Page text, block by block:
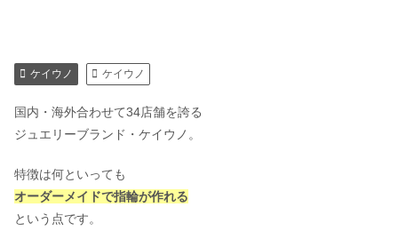
ケイウノ ケイウノ
国内・海外合わせて34店舗を誇る
ジュエリーブランド・ケイウノ。
特徴は何といっても
オーダーメイドで指輪が作れる
という点です。